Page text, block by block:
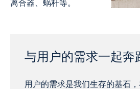
离合器、蜗杆等。
与用户的需求一起奔
用户的需求是我们生存的基石